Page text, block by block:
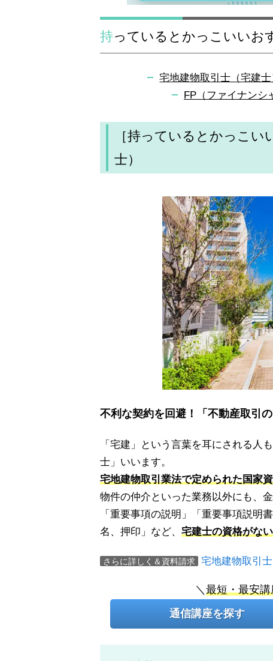
持っているとかっこいいお
宅地建物取引士（宅建
FP（ファイナンシ
［持っているとかっこい
士）
不利な契約を回避！「不動産取引の
「宅建」という言葉を耳にされる人
士」いいます。
宅地建物取引業法で定められた国家
物件の仲介といった業務以外にも、
「重要事項の説明」「重要事項説明
名、押印」など、 宅建士の資格がな
さらに詳しく＆資料請求 宅地建物取引士
＼ 最短・最安講
通信講座を探す